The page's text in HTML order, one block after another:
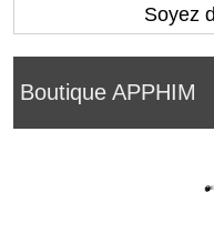
Boutique APPHIM
Soyez